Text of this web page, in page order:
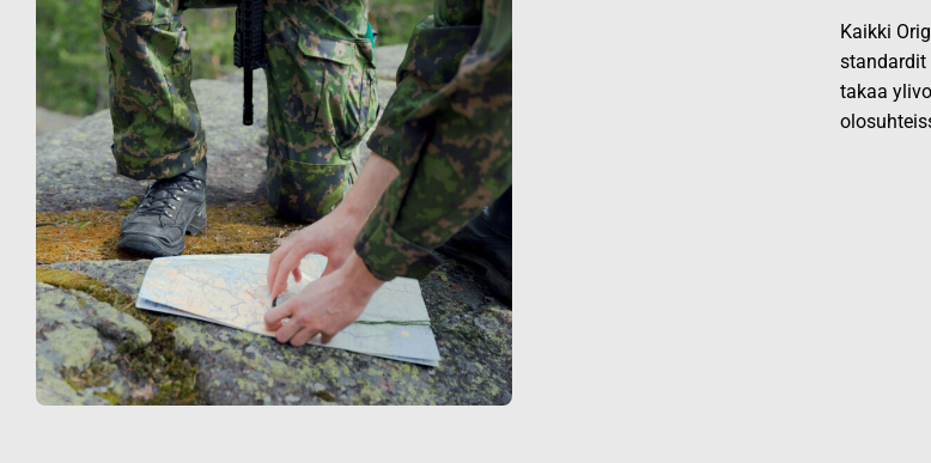
Kaikki
standardit
takaa